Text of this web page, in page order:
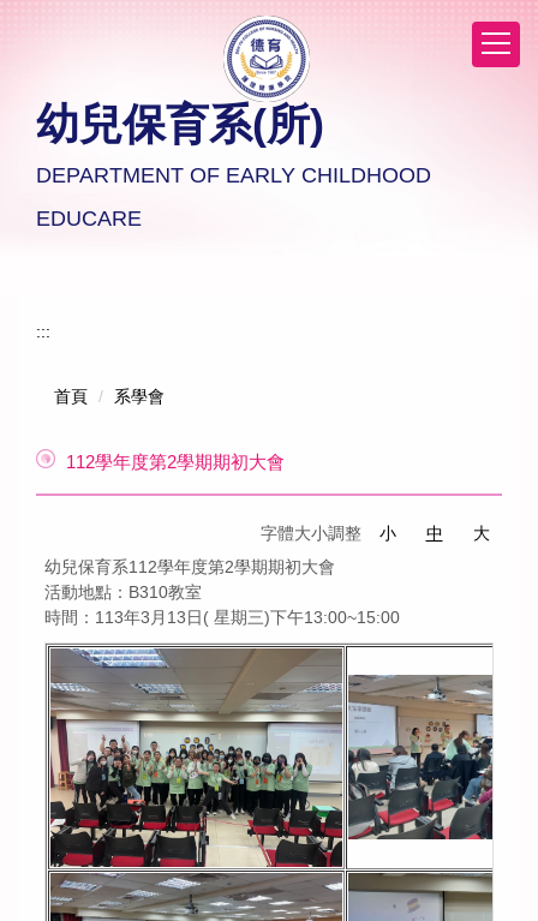
幼兒保育系(所)
DEPARTMENT OF EARLY CHILDHOOD
EDUCARE
:::
首頁 系學會
112學年度第2學期期初大會
字體大小調整 小 中
大
幼兒保育系112學年度第2學期期初大會
活動地點：B310教室
時間：113年3月13日( 星期三)下午13:00~15:00